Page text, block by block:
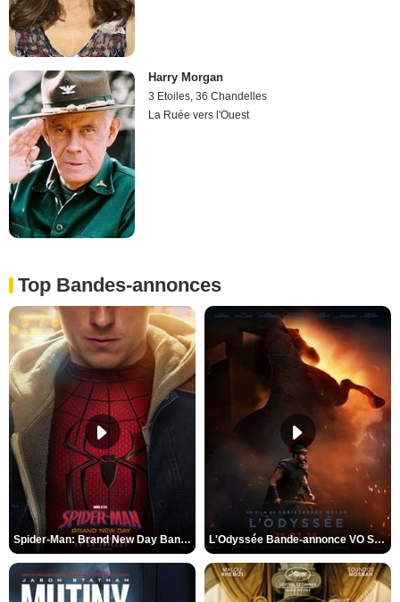
Harry Morgan
3 Etoiles, 36 Chandelles
La Ruée vers l'Ouest
Top Bandes-annonces
Spider-Man: Brand New Day Bande-annonce VO STFR L'Odyssée Bande-annonce VO STFR